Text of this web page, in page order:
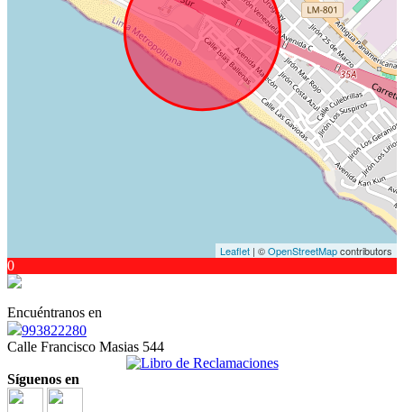
Leaflet | ©OpenStreetMapcontributors
0
Encuéntranos en
993822280
Calle Francisco Masias 544
Síguenos en